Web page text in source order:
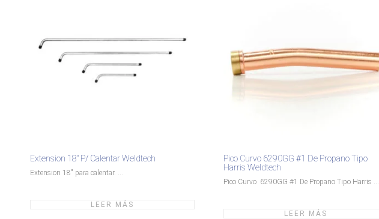
Extension 18″ P/ Calentar Weldtech
Extension 18" para calentar. ...
LEER MÁS
Pico Curvo 6290GG #1 De Propano Tipo
Harris Weldtech
Pico Curvo 6290GG #1 De Propano Tipo Harris ...
LEER MÁS